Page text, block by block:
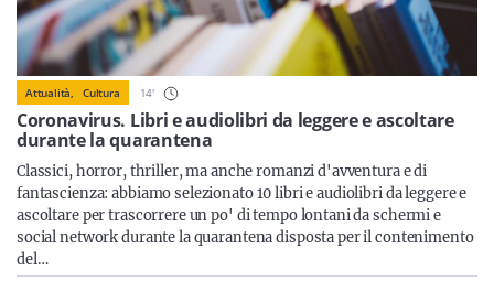
Sport
Sicilia
Servizi
Coronavirus. Libri e audiolibri da leggere e ascoltare
durante la quarantena
Attualità, Cultura 14'
Classici, horror, thriller, ma anche romanzi d'avventura e di
fantascienza: abbiamo selezionato 10 libri e audiolibri da leggere e
ascoltare per trascorrere un po' di tempo lontani da schermi e
social network durante la quarantena disposta per il contenimento
del…